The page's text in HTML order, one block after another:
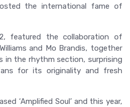
the international fame of
featured the collaboration of
and Mo Brandis, together
in the rhythm section, surprising
for its originality and fresh
‘Amplified Soul’ and this year,